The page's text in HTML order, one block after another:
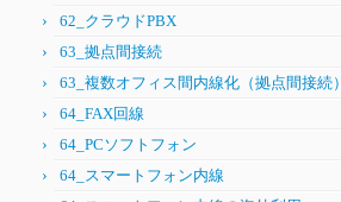
62_クラウドPBX
63_拠点間接続
63_複数オフィス間内線化（拠点間接続）
64_FAX回線
64_PCソフトフォン
64_スマートフォン内線